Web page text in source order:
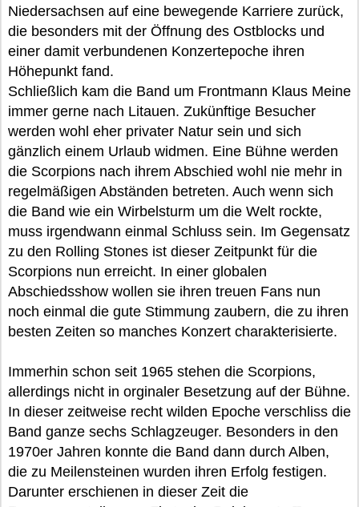
Niedersachsen auf eine bewegende Karriere zurück,
die besonders mit der Öffnung des Ostblocks und
einer damit verbundenen Konzertepoche ihren
Höhepunkt fand.
Schließlich kam die Band um Frontmann Klaus Meine
immer gerne nach Litauen. Zukünftige Besucher
werden wohl eher privater Natur sein und sich
gänzlich einem Urlaub widmen. Eine Bühne werden
die Scorpions nach ihrem Abschied wohl nie mehr in
regelmäßigen Abständen betreten. Auch wenn sich
die Band wie ein Wirbelsturm um die Welt rockte,
muss irgendwann einmal Schluss sein. Im Gegensatz
zu den Rolling Stones ist dieser Zeitpunkt für die
Scorpions nun erreicht. In einer globalen
Abschiedsshow wollen sie ihren treuen Fans nun
noch einmal die gute Stimmung zaubern, die zu ihren
besten Zeiten so manches Konzert charakterisierte.
Immerhin schon seit 1965 stehen die Scorpions,
allerdings nicht in orginaler Besetzung auf der Bühne.
In dieser zeitweise recht wilden Epoche verschliss die
Band ganze sechs Schlagzeuger. Besonders in den
1970er Jahren konnte die Band dann durch Alben,
die zu Meilensteinen wurden ihren Erfolg festigen.
Darunter erschienen in dieser Zeit die